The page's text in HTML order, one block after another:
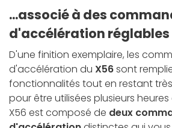
...associé à des
d'accélération réglables
D'une finition exemplaire, les
d'accélération du X56sont
fonctionnalités tout en restant très
pour être utilisées plusieurs
X56 est composé de deux